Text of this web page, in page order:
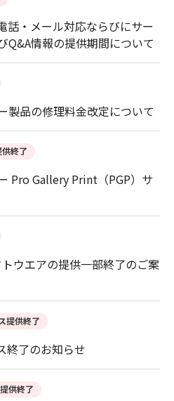
話・メール対応ならびにサー
Q&A情報の提供期間について
製品の修理料金改定について
終了
Pro Gallery Print（PGP）サ
ウエアの提供一部終了のご案
提供終了
終了のお知らせ
供終了